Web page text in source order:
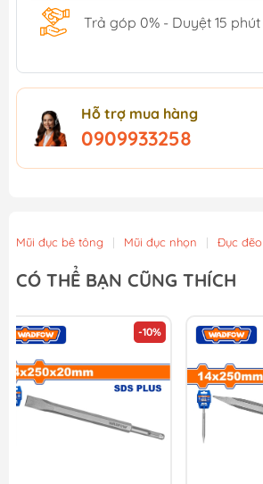
Trả góp 0% - Duyệt 15 phút
Hỗ trợ mua hàng
0909933258
Mũi đục bê tông | Mũi đục nhọn | Đục đẽo
CÓ THỂ BẠN CŨNG THÍCH
-10%